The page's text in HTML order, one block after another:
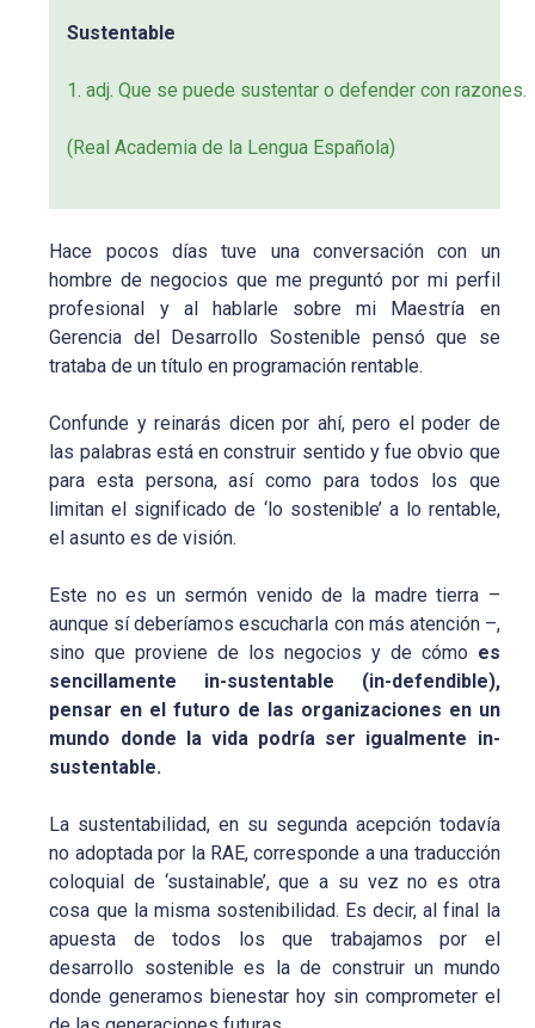
Sustentable
1. adj. Que se puede sustentar o defender con razones.
(Real Academia de la Lengua Española)
Hace pocos días tuve una conversación con un
hombre de negocios que me preguntó por mi perfil
profesional y al hablarle sobre mi Maestría en
Gerencia del Desarrollo Sostenible pensó que se
trataba de un título en programación rentable.
Confunde y reinarás dicen por ahí, pero el poder de
las palabras está en construir sentido y fue obvio que
para esta persona, así como para todos los que
limitan el significado de ‘lo sostenible’ a lo rentable,
el asunto es de visión.
Este no es un sermón venido de la madre tierra –
aunque sí deberíamos escucharla con más atención –,
sino que proviene de los negocios y de cómo es
sencillamente in-sustentable (in-defendible),
pensar en el futuro de las organizaciones en un
mundo donde la vida podría ser igualmente in-
sustentable.
La sustentabilidad, en su segunda acepción todavía
no adoptada por la RAE, corresponde a una traducción
coloquial de ‘sustainable’, que a su vez no es otra
cosa que la misma sostenibilidad. Es decir, al final la
apuesta de todos los que trabajamos por el
desarrollo sostenible es la de construir un mundo
donde generamos bienestar hoy sin comprometer el